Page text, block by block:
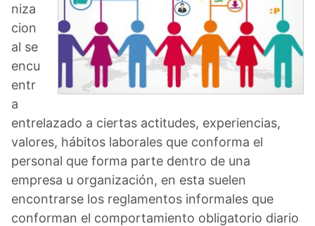
niza
cion
al se
encu
entr
a
entrelazado a ciertas actitudes, experiencias,
valores, hábitos laborales que conforma el
personal que forma parte dentro de una
empresa u organización, en esta suelen
encontrarse los reglamentos informales que
conforman el comportamiento obligatorio diario